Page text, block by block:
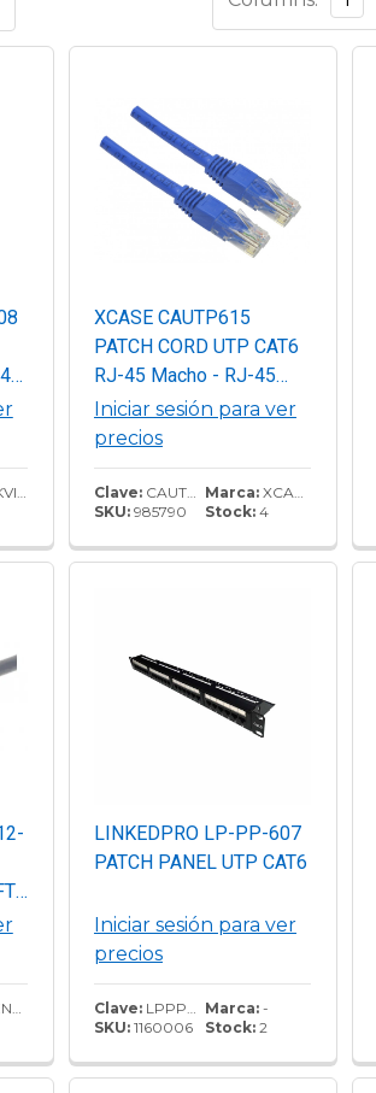
XCASE CAUTP615
PATCH CORD UTP CAT6
RJ-45 Macho - RJ-45
Macho, 15 Metros, Azul,
ofrece la máxima
fiables.
Iniciar sesión para ver
precios
Clave:CAUTP615
SKU:985790
Marca:XCASE
Stock:4
LINKEDPRO LP-PP-607
PATCH PANEL UTP CAT6
Iniciar sesión para ver
precios
Clave:LPPP607
SKU:1160006
Marca:-
Stock:2